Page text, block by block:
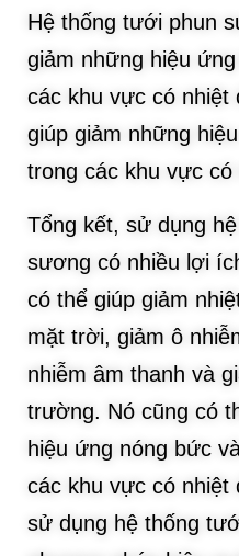
Hệ thống tưới phun
giảm những hiệu
các khu vực có nhiệt
giúp giảm những
trong các khu vực có
Tổng kết, sử dụng
sương có nhiều lợi
có thể giúp giảm
mặt trời, giảm ô
nhiễm âm thanh và
trường. Nó cũng có
hiệu ứng nóng bức
các khu vực có nhiệt
sử dụng hệ thống